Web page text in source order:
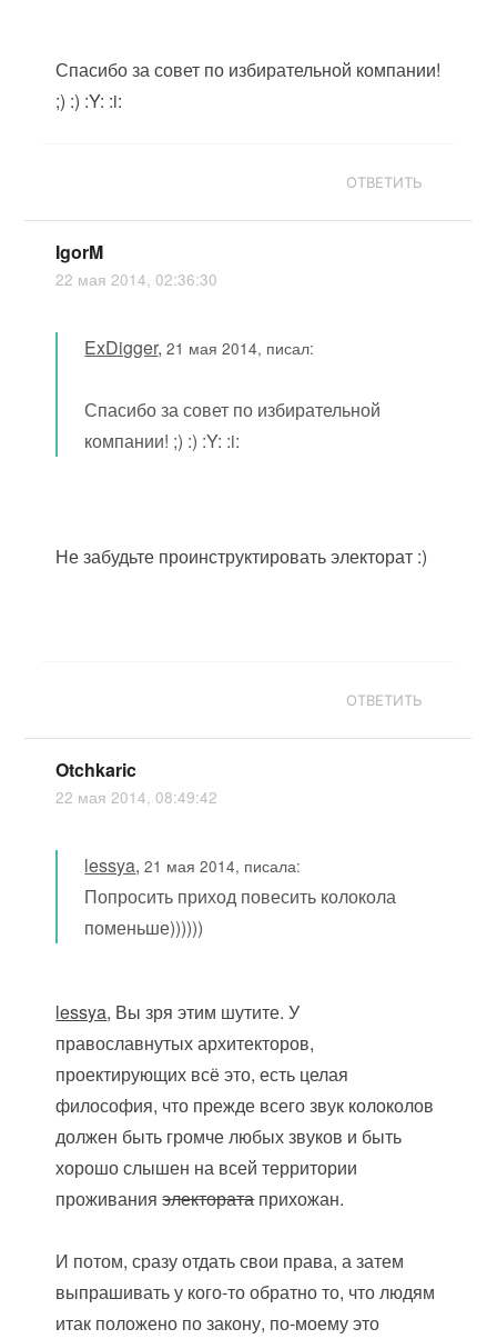
Спасибо за совет по избирательной компании!
;) :) :Y: :i:
ОТВЕТИТЬ
IgorM
22 мая 2014, 02:36:30
ExDigger,21 мая 2014, писал:
Спасибо за совет по избирательной
компании! ;) :) :Y: :i:
Не забудьте проинструктировать электорат :)
ОТВЕТИТЬ
Otchkaric
22 мая 2014, 08:49:42
lessya,21 мая 2014, писала:
Попросить приход повесить колокола
поменьше))))))
lessya, Вы зря этим шутите. У
православнутых архитекторов,
проектирующих всё это, есть целая
философия, что прежде всего звук колоколов
должен быть громче любых звуков и быть
хорошо слышен на всей территории
проживанияэлекторатаприхожан.
И потом, сразу отдать свои права, а затем
выпрашивать у кого-то обратно то, что людям
итак положено по закону, по-моему это